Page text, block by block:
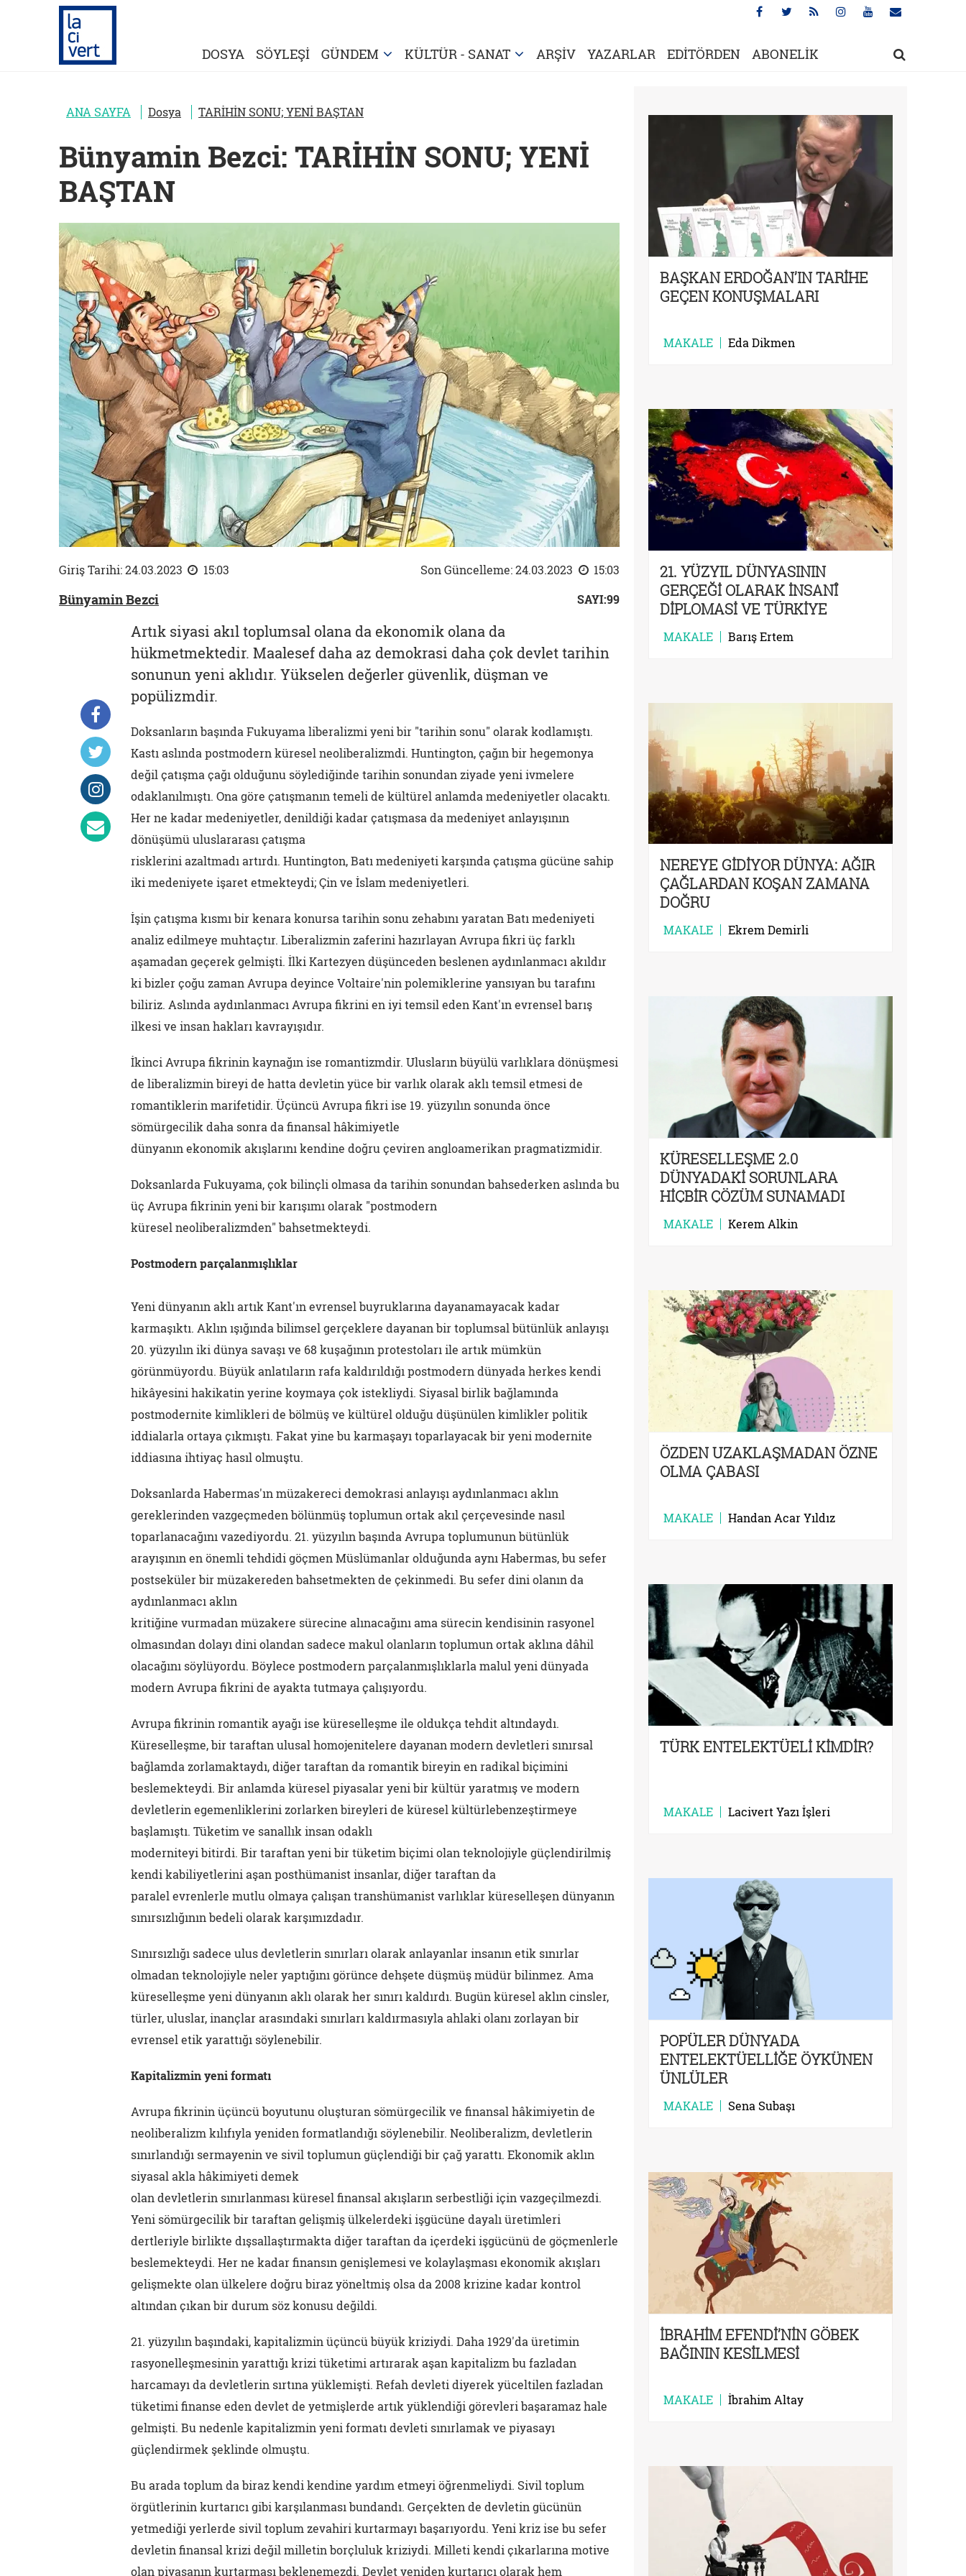
DOSYA SÖYLEŞİ GÜNDEM KÜLTÜR - SANAT ARŞİV YAZARLAR EDİTÖRDEN ABONELİK
ANA SAYFA Dosya TARİHİN SONU; YENİ BAŞTAN
Bünyamin Bezci: TARİHİN SONU; YENİ
BAŞTAN
Giriş Tarihi: 24.03.2023 15:03 Son Güncelleme: 24.03.2023 15:03
Bünyamin Bezci SAYI:99
Artık siyasi akıl toplumsal olana da ekonomik olana da
hükmetmektedir. Maalesef daha az demokrasi daha çok devlet tarihin
sonunun yeni aklıdır. Yükselen değerler güvenlik, düşman ve
popülizmdir.
Doksanların başında Fukuyama liberalizmi yeni bir "tarihin sonu" olarak kodlamıştı.
Kastı aslında postmodern küresel neoliberalizmdi. Huntington, çağın bir hegemonya
değil çatışma çağı olduğunu söylediğinde tarihin sonundan ziyade yeni ivmelere
odaklanılmıştı. Ona göre çatışmanın temeli de kültürel anlamda medeniyetler olacaktı.
Her ne kadar medeniyetler, denildiği kadar çatışmasa da medeniyet anlayışının
dönüşümü uluslararası çatışma
risklerini azaltmadı artırdı. Huntington, Batı medeniyeti karşında çatışma gücüne sahip
iki medeniyete işaret etmekteydi; Çin ve İslam medeniyetleri.
İşin çatışma kısmı bir kenara konursa tarihin sonu zehabını yaratan Batı medeniyeti
analiz edilmeye muhtaçtır. Liberalizmin zaferini hazırlayan Avrupa fikri üç farklı
aşamadan geçerek gelmişti. İlki Kartezyen düşünceden beslenen aydınlanmacı akıldır
ki bizler çoğu zaman Avrupa deyince Voltaire'nin polemiklerine yansıyan bu tarafını
biliriz. Aslında aydınlanmacı Avrupa fikrini en iyi temsil eden Kant'ın evrensel barış
ilkesi ve insan hakları kavrayışıdır.
İkinci Avrupa fikrinin kaynağın ise romantizmdir. Ulusların büyülü varlıklara dönüşmesi
de liberalizmin bireyi de hatta devletin yüce bir varlık olarak aklı temsil etmesi de
romantiklerin marifetidir. Üçüncü Avrupa fikri ise 19. yüzyılın sonunda önce
sömürgecilik daha sonra da finansal hâkimiyetle
dünyanın ekonomik akışlarını kendine doğru çeviren angloamerikan pragmatizmidir.
Doksanlarda Fukuyama, çok bilinçli olmasa da tarihin sonundan bahsederken aslında bu
üç Avrupa fikrinin yeni bir karışımı olarak "postmodern
küresel neoliberalizmden" bahsetmekteydi.
Postmodern parçalanmışlıklar
Yeni dünyanın aklı artık Kant'ın evrensel buyruklarına dayanamayacak kadar
karmaşıktı. Aklın ışığında bilimsel gerçeklere dayanan bir toplumsal bütünlük anlayışı
20. yüzyılın iki dünya savaşı ve 68 kuşağının protestoları ile artık mümkün
görünmüyordu. Büyük anlatıların rafa kaldırıldığı postmodern dünyada herkes kendi
hikâyesini hakikatin yerine koymaya çok istekliydi. Siyasal birlik bağlamında
postmodernite kimlikleri de bölmüş ve kültürel olduğu düşünülen kimlikler politik
iddialarla ortaya çıkmıştı. Fakat yine bu karmaşayı toparlayacak bir yeni modernite
iddiasına ihtiyaç hasıl olmuştu.
Doksanlarda Habermas'ın müzakereci demokrasi anlayışı aydınlanmacı aklın
gereklerinden vazgeçmeden bölünmüş toplumun ortak akıl çerçevesinde nasıl
toparlanacağını vazediyordu. 21. yüzyılın başında Avrupa toplumunun bütünlük
arayışının en önemli tehdidi göçmen Müslümanlar olduğunda aynı Habermas, bu sefer
postseküler bir müzakereden bahsetmekten de çekinmedi. Bu sefer dini olanın da
aydınlanmacı aklın
kritiğine vurmadan müzakere sürecine alınacağını ama sürecin kendisinin rasyonel
olmasından dolayı dini olandan sadece makul olanların toplumun ortak aklına dâhil
olacağını söylüyordu. Böylece postmodern parçalanmışlıklarla malul yeni dünyada
modern Avrupa fikrini de ayakta tutmaya çalışıyordu.
Avrupa fikrinin romantik ayağı ise küreselleşme ile oldukça tehdit altındaydı.
Küreselleşme, bir taraftan ulusal homojenitelere dayanan modern devletleri sınırsal
bağlamda zorlamaktaydı, diğer taraftan da romantik bireyin en radikal biçimini
beslemekteydi. Bir anlamda küresel piyasalar yeni bir kültür yaratmış ve modern
devletlerin egemenliklerini zorlarken bireyleri de küresel kültürlebenzeştirmeye
başlamıştı. Tüketim ve sanallık insan odaklı
moderniteyi bitirdi. Bir taraftan yeni bir tüketim biçimi olan teknolojiyle güçlendirilmiş
kendi kabiliyetlerini aşan posthümanist insanlar, diğer taraftan da
paralel evrenlerle mutlu olmaya çalışan transhümanist varlıklar küreselleşen dünyanın
sınırsızlığının bedeli olarak karşımızdadır.
Sınırsızlığı sadece ulus devletlerin sınırları olarak anlayanlar insanın etik sınırlar
olmadan teknolojiyle neler yaptığını görünce dehşete düşmüş müdür bilinmez. Ama
küreselleşme yeni dünyanın aklı olarak her sınırı kaldırdı. Bugün küresel aklın cinsler,
türler, uluslar, inançlar arasındaki sınırları kaldırmasıyla ahlaki olanı zorlayan bir
evrensel etik yarattığı söylenebilir.
Kapitalizmin yeni formatı
Avrupa fikrinin üçüncü boyutunu oluşturan sömürgecilik ve finansal hâkimiyetin de
neoliberalizm kılıfıyla yeniden formatlandığı söylenebilir. Neoliberalizm, devletlerin
sınırlandığı sermayenin ve sivil toplumun güçlendiği bir çağ yarattı. Ekonomik aklın
siyasal akla hâkimiyeti demek
olan devletlerin sınırlanması küresel finansal akışların serbestliği için vazgeçilmezdi.
Yeni sömürgecilik bir taraftan gelişmiş ülkelerdeki işgücüne dayalı üretimleri
dertleriyle birlikte dışsallaştırmakta diğer taraftan da içerdeki işgücünü de göçmenlerle
beslemekteydi. Her ne kadar finansın genişlemesi ve kolaylaşması ekonomik akışları
gelişmekte olan ülkelere doğru biraz yöneltmiş olsa da 2008 krizine kadar kontrol
altından çıkan bir durum söz konusu değildi.
21. yüzyılın başındaki, kapitalizmin üçüncü büyük kriziydi. Daha 1929'da üretimin
rasyonelleşmesinin yarattığı krizi tüketimi artırarak aşan kapitalizm bu fazladan
harcamayı da devletlerin sırtına yüklemişti. Refah devleti diyerek yüceltilen fazladan
tüketimi finanse eden devlet de yetmişlerde artık yüklendiği görevleri başaramaz hale
gelmişti. Bu nedenle kapitalizmin yeni formatı devleti sınırlamak ve piyasayı
güçlendirmek şeklinde olmuştu.
Bu arada toplum da biraz kendi kendine yardım etmeyi öğrenmeliydi. Sivil toplum
örgütlerinin kurtarıcı gibi karşılanması bundandı. Gerçekten de devletin gücünün
yetmediği yerlerde sivil toplum zevahiri kurtarmayı başarıyordu. Yeni kriz ise bu sefer
devletin finansal krizi değil milletin borçluluk kriziydi. Milleti kendi çıkarlarına motive
olan piyasanın kurtarması beklenemezdi. Devlet yeniden kurtarıcı olarak hem
BAŞKAN ERDOĞAN’IN TARİHE
GEÇEN KONUŞMALARI
MAKALE Eda Dikmen
21. YÜZYIL DÜNYASININ
GERÇEĞİ OLARAK İNSANÎ
DİPLOMASİ VE TÜRKİYE
MAKALE Barış Ertem
NEREYE GİDİYOR DÜNYA: AĞIR
ÇAĞLARDAN KOŞAN ZAMANA
DOĞRU
MAKALE Ekrem Demirli
KÜRESELLEŞME 2.0
DÜNYADAKİ SORUNLARA
HİÇBİR ÇÖZÜM SUNAMADI
MAKALE Kerem Alkin
ÖZDEN UZAKLAŞMADAN ÖZNE
OLMA ÇABASI
MAKALE Handan Acar Yıldız
TÜRK ENTELEKTÜELİ KİMDİR?
MAKALE Lacivert Yazı İşleri
POPÜLER DÜNYADA
ENTELEKTÜELLİĞE ÖYKÜNEN
ÜNLÜLER
MAKALE Sena Subaşı
İBRAHİM EFENDİ’NİN GÖBEK
BAĞININ KESİLMESİ
MAKALE İbrahim Altay